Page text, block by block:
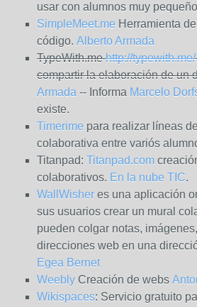
usar con alumnos muy
SimpleMeet.me Herramienta
código. Alberto Armada
TypeWith.mehttp://typewith.me/
compartir la elaboración de un
Armada -- Informa Marcelo
existe.
Timerime para realizar líneas
colaborativa entre variós
Titanpad: Titanpad.com
colaborativos. En la nube TIC.
WallWisher es una aplicación
sus usuarios crear un mural
pueden colgar notas,
direcciones web en una
Egea Bernet
Weebly Creación de webs
Wikispaces: Servicio gratuito